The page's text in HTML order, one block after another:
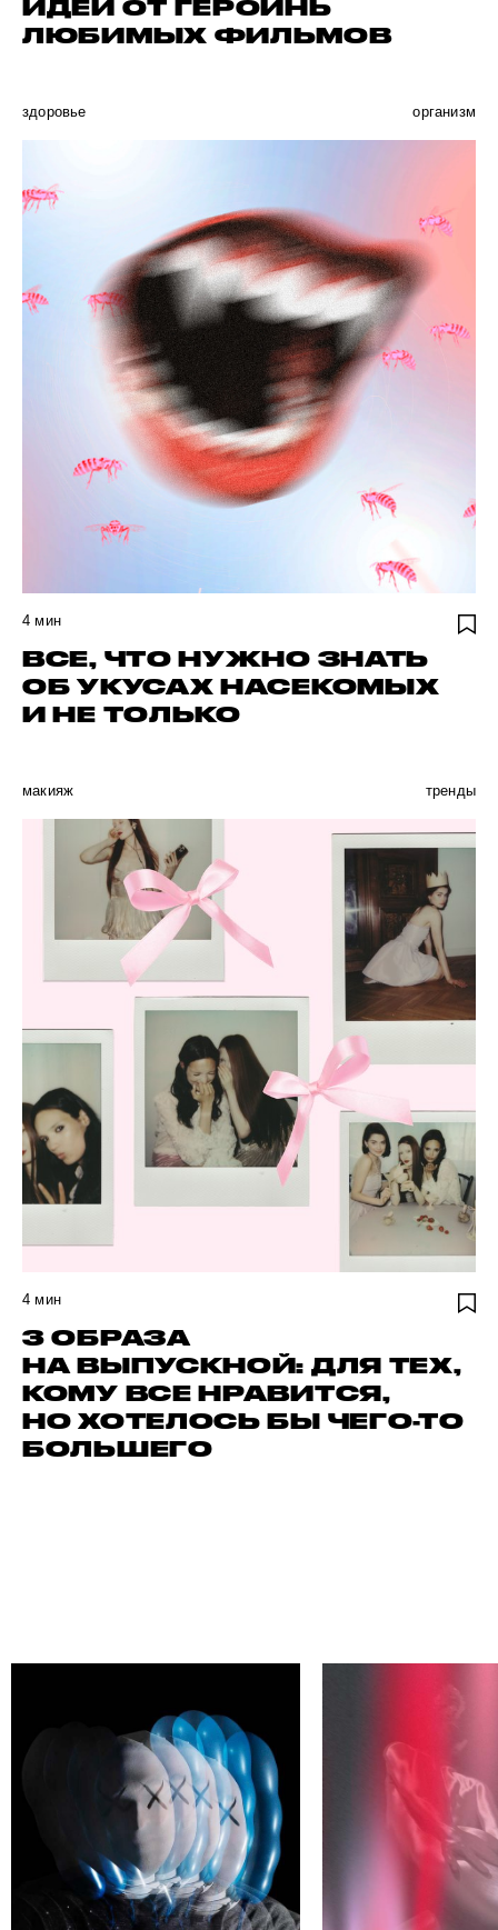
ИДЕИ ОТ ГЕРОИНЬ
ЛЮБИМЫХ ФИЛЬМОВ
здоровье организм
4 мин
ВСЕ, ЧТО НУЖНО ЗНАТЬ
ОБ УКУСАХ НАСЕКОМЫХ
И НЕ ТОЛЬКО
макияж тренды
4 мин
3 ОБРАЗА
НА ВЫПУСКНОЙ: ДЛЯ ТЕХ,
КОМУ ВСЕ НРАВИТСЯ,
НО ХОТЕЛОСЬ БЫ ЧЕГО-ТО
БОЛЬШЕГО